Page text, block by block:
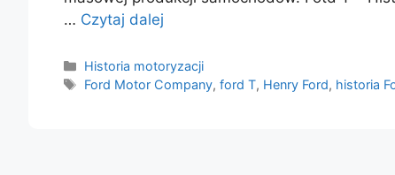
… Czytaj dalej
Kategorie
Historia motoryzacji
Tagi
Ford Motor Company,ford T, Henry Ford, historia